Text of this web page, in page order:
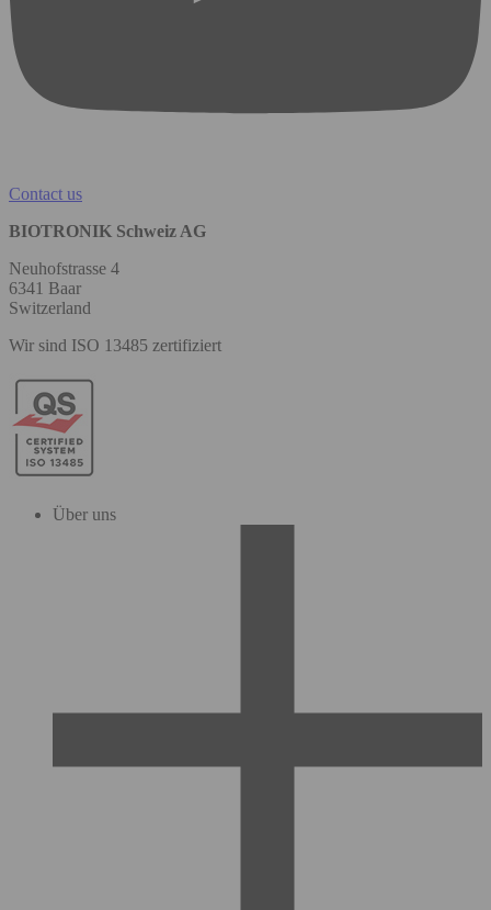
Contact us
BIOTRONIK Schweiz AG
Neuhofstrasse 4
6341 Baar
Switzerland
Wir sind ISO 13485 zertifiziert
Über uns